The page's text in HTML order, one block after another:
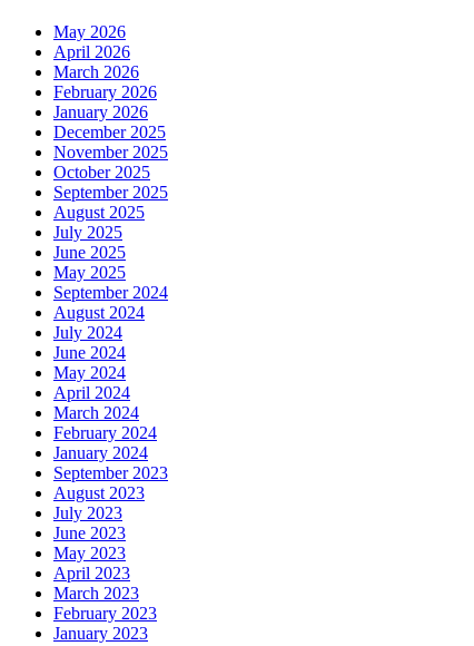
May 2026
April 2026
March 2026
February 2026
January 2026
December 2025
November 2025
October 2025
September 2025
August 2025
July 2025
June 2025
May 2025
September 2024
August 2024
July 2024
June 2024
May 2024
April 2024
March 2024
February 2024
January 2024
September 2023
August 2023
July 2023
June 2023
May 2023
April 2023
March 2023
February 2023
January 2023